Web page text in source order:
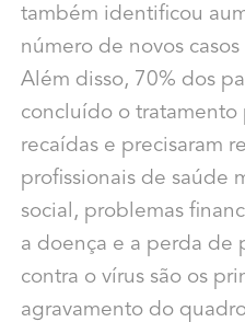
também identificou
número de novos
Além disso, 70% dos
concluído o tratamento
recaídas e precisaram
profissionais de saúde
social, problemas
a doença e a perda de
contra o vírus são os
agravamento do